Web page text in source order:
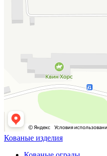
Кованые изделия